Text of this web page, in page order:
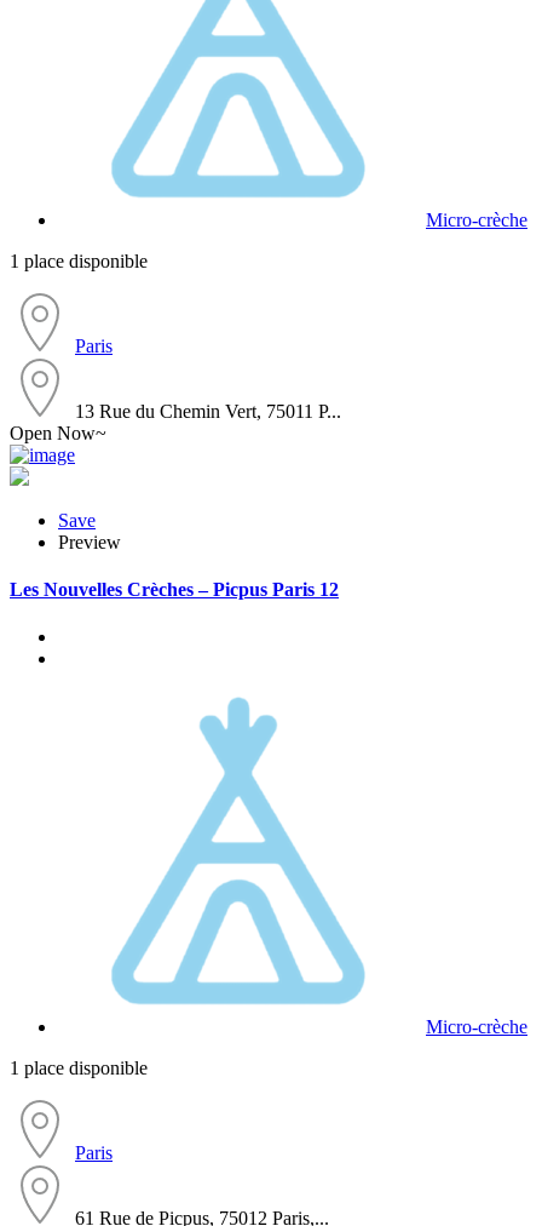
Micro-crèche
1 place disponible
Paris
13 Rue du Chemin Vert, 75011 P...
Open Now~
Save
Preview
Les Nouvelles Crèches – Picpus Paris 12
Micro-crèche
1 place disponible
Paris
61 Rue de Picpus, 75012 Paris,...